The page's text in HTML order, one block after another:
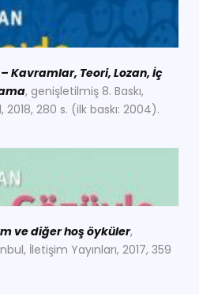
Kavramlar, Teori, Lozan, İç
, genişletilmiş 8. Baskı,
2018, 280 s. (ilk baskı: 2004).
ve diğer hoş öyküler,
İletişim Yayınları, 2017, 359